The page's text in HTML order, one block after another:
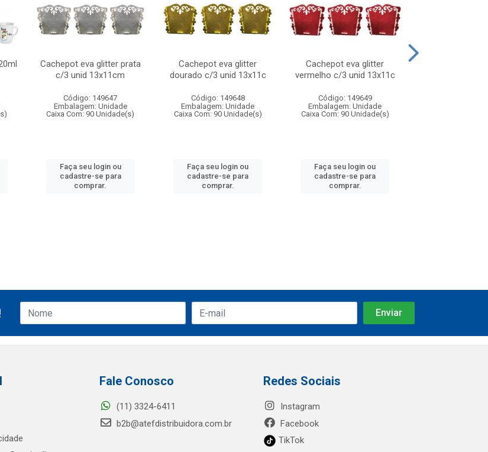
Cachepot eva glitter prata
c/3 unid 13x11cm
Código: 149647
Embalagem: Unidade
Caixa Com: 90 Unidade(s)
Faça seu login ou
cadastre-se para
comprar.
Cachepot eva glitter
dourado c/3 unid 13x11c
Código: 149648
Embalagem: Unidade
Caixa Com: 90 Unidade(s)
Faça seu login ou
cadastre-se para
comprar.
Cachepot eva glitter
vermelho c/3 unid 13x11c
Código: 149649
Embalagem: Unidade
Caixa Com: 90 Unidade(s)
Faça seu login ou
cadastre-se para
comprar.
Fale Conosco
(11) 3324-6411
b2b@atefdistribuidora.com.br
Redes Sociais
Instagram
Facebook
TikTok